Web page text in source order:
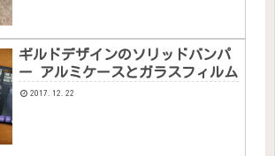
ギルドデザインのソリッドバンパ
ー アルミケースとガラスフィルム
2017.12.22